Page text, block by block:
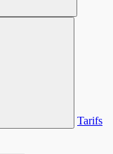
Tarifs